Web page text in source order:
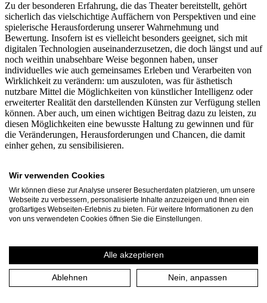
Zu der besonderen Erfahrung, die das Theater bereitstellt, gehört
sicherlich das vielschichtige Auffächern von Perspektiven und eine
spielerische Herausforderung unserer Wahrnehmung und
Bewertung. Insofern ist es vielleicht besonders geeignet, sich mit
digitalen Technologien auseinanderzusetzen, die doch längst und auf
noch weithin unabsehbare Weise begonnen haben, unser
individuelles wie auch gemeinsames Erleben und Verarbeiten von
Wirklichkeit zu verändern: um auszuloten, was für ästhetisch
nutzbare Mittel die Möglichkeiten von künstlicher Intelligenz oder
erweiterter Realität den darstellenden Künsten zur Verfügung stellen
können. Aber auch, um einen wichtigen Beitrag dazu zu leisten, zu
diesen Möglichkeiten eine bewusste Haltung zu gewinnen und für
die Veränderungen, Herausforderungen und Chancen, die damit
einher gehen, zu sensibilisieren.
mit derAkademie für Theater und Digitalität
ArbeitsgruppeMIREVI(Hochschule Düsseldorf) ein Theater der
erweiterten Realitäten erprobt und erforscht. Künstlerisch und
wissenschaftlich untersucht wurden neben den ästhetischen
Konsequenzen des Einsatzes digitaler Technologien dabei die
Darsteller*innen und Zuschauer*innen gemeinsam hergestellte
Präsenz- und Live-Erfahrung der Theatersituation. So ist eine
Vielzahl von Theaterstücken, Installationen und Experiences
entstanden, die wir Ihnen vom 28. bis zum 31. August präsentieren.
Wir verwenden Cookies
Wir können diese zur Analyse unserer Besucherdaten platzieren, um unsere
Webseite zu verbessern, personalisierte Inhalte anzuzeigen und Ihnen ein
großartiges Webseiten-Erlebnis zu bieten. Für weitere Informationen zu den
von uns verwendeten Cookies öffnen Sie die Einstellungen.
Alle akzeptieren
Ablehnen Nein, anpassen